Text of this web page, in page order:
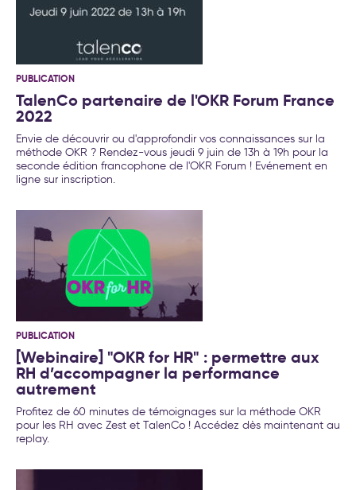
PUBLICATION
TalenCo partenaire de l'OKR Forum France
2022
Envie de découvrir ou d'approfondir vos connaissances sur la
méthode OKR ? Rendez-vous jeudi 9 juin de 13h à 19h pour la
seconde édition francophone de l'OKR Forum ! Evénement en
ligne sur inscription.
PUBLICATION
[Webinaire] "OKR for HR" : permettre aux
RH d’accompagner la performance
autrement
Profitez de 60 minutes de témoignages sur la méthode OKR
pour les RH avec Zest et TalenCo ! Accédez dès maintenant au
replay.